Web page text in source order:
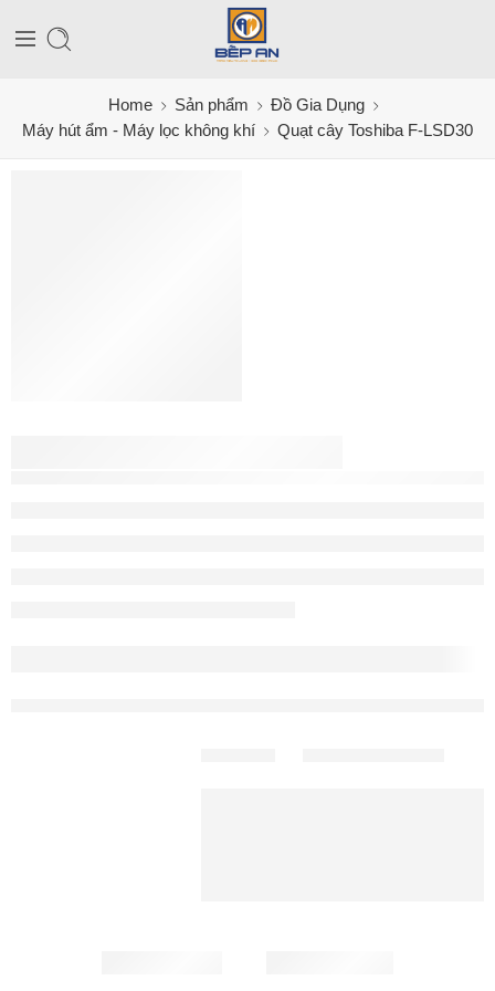
Home Sản phẩm
Đồ Gia Dụng
Máy hút ẩm - Máy lọc không khí
Quạt cây Toshiba F-LSD30